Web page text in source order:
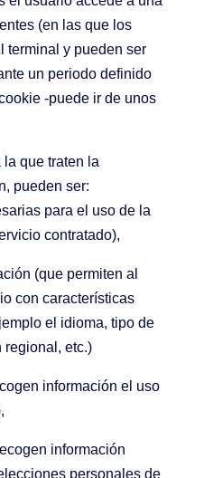
(en las que los
terminal y pueden ser
un periodo definido
-puede ir de unos
que traten la
pueden ser:
para el uso de la
contratado),
(que permiten al
con características
el idioma, tipo de
regional, etc.)
información el uso
información
personales de